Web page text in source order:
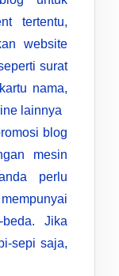
tertentu,
website
surat
nama,
lainnya
blog
mesin
perlu
Jika
sepi saja,